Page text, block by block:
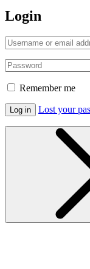
Login
Remember me
Log in Lost your